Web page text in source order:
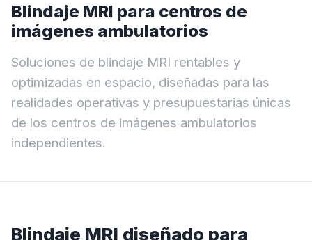
Blindaje MRI para centros de
imágenes ambulatorios
Soluciones de blindaje MRI rentables y
optimizadas en espacio, diseñadas para las
realidades operativas y presupuestarias únicas
de los centros de imágenes ambulatorios
independientes.
Blindaje MRI diseñado para